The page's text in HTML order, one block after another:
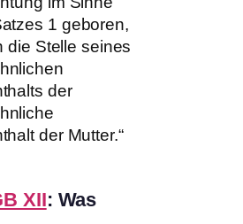
1 geboren,
die Stelle seines
der
der Mutter.“
XII: Was